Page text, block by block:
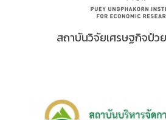
สถาบันวิจัยเศรษฐกิจป๋